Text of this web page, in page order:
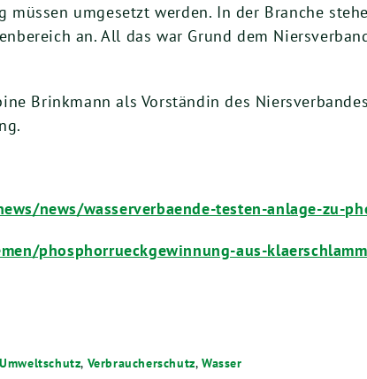
müssen umgesetzt werden. In der Branche
an. All das war Grund dem
Brinkmann als Vorständin des
news/wasserverbaende-testen-anlage-zu-
phosphorrueckgewinnung-aus-
, Verbraucherschutz, Wasser